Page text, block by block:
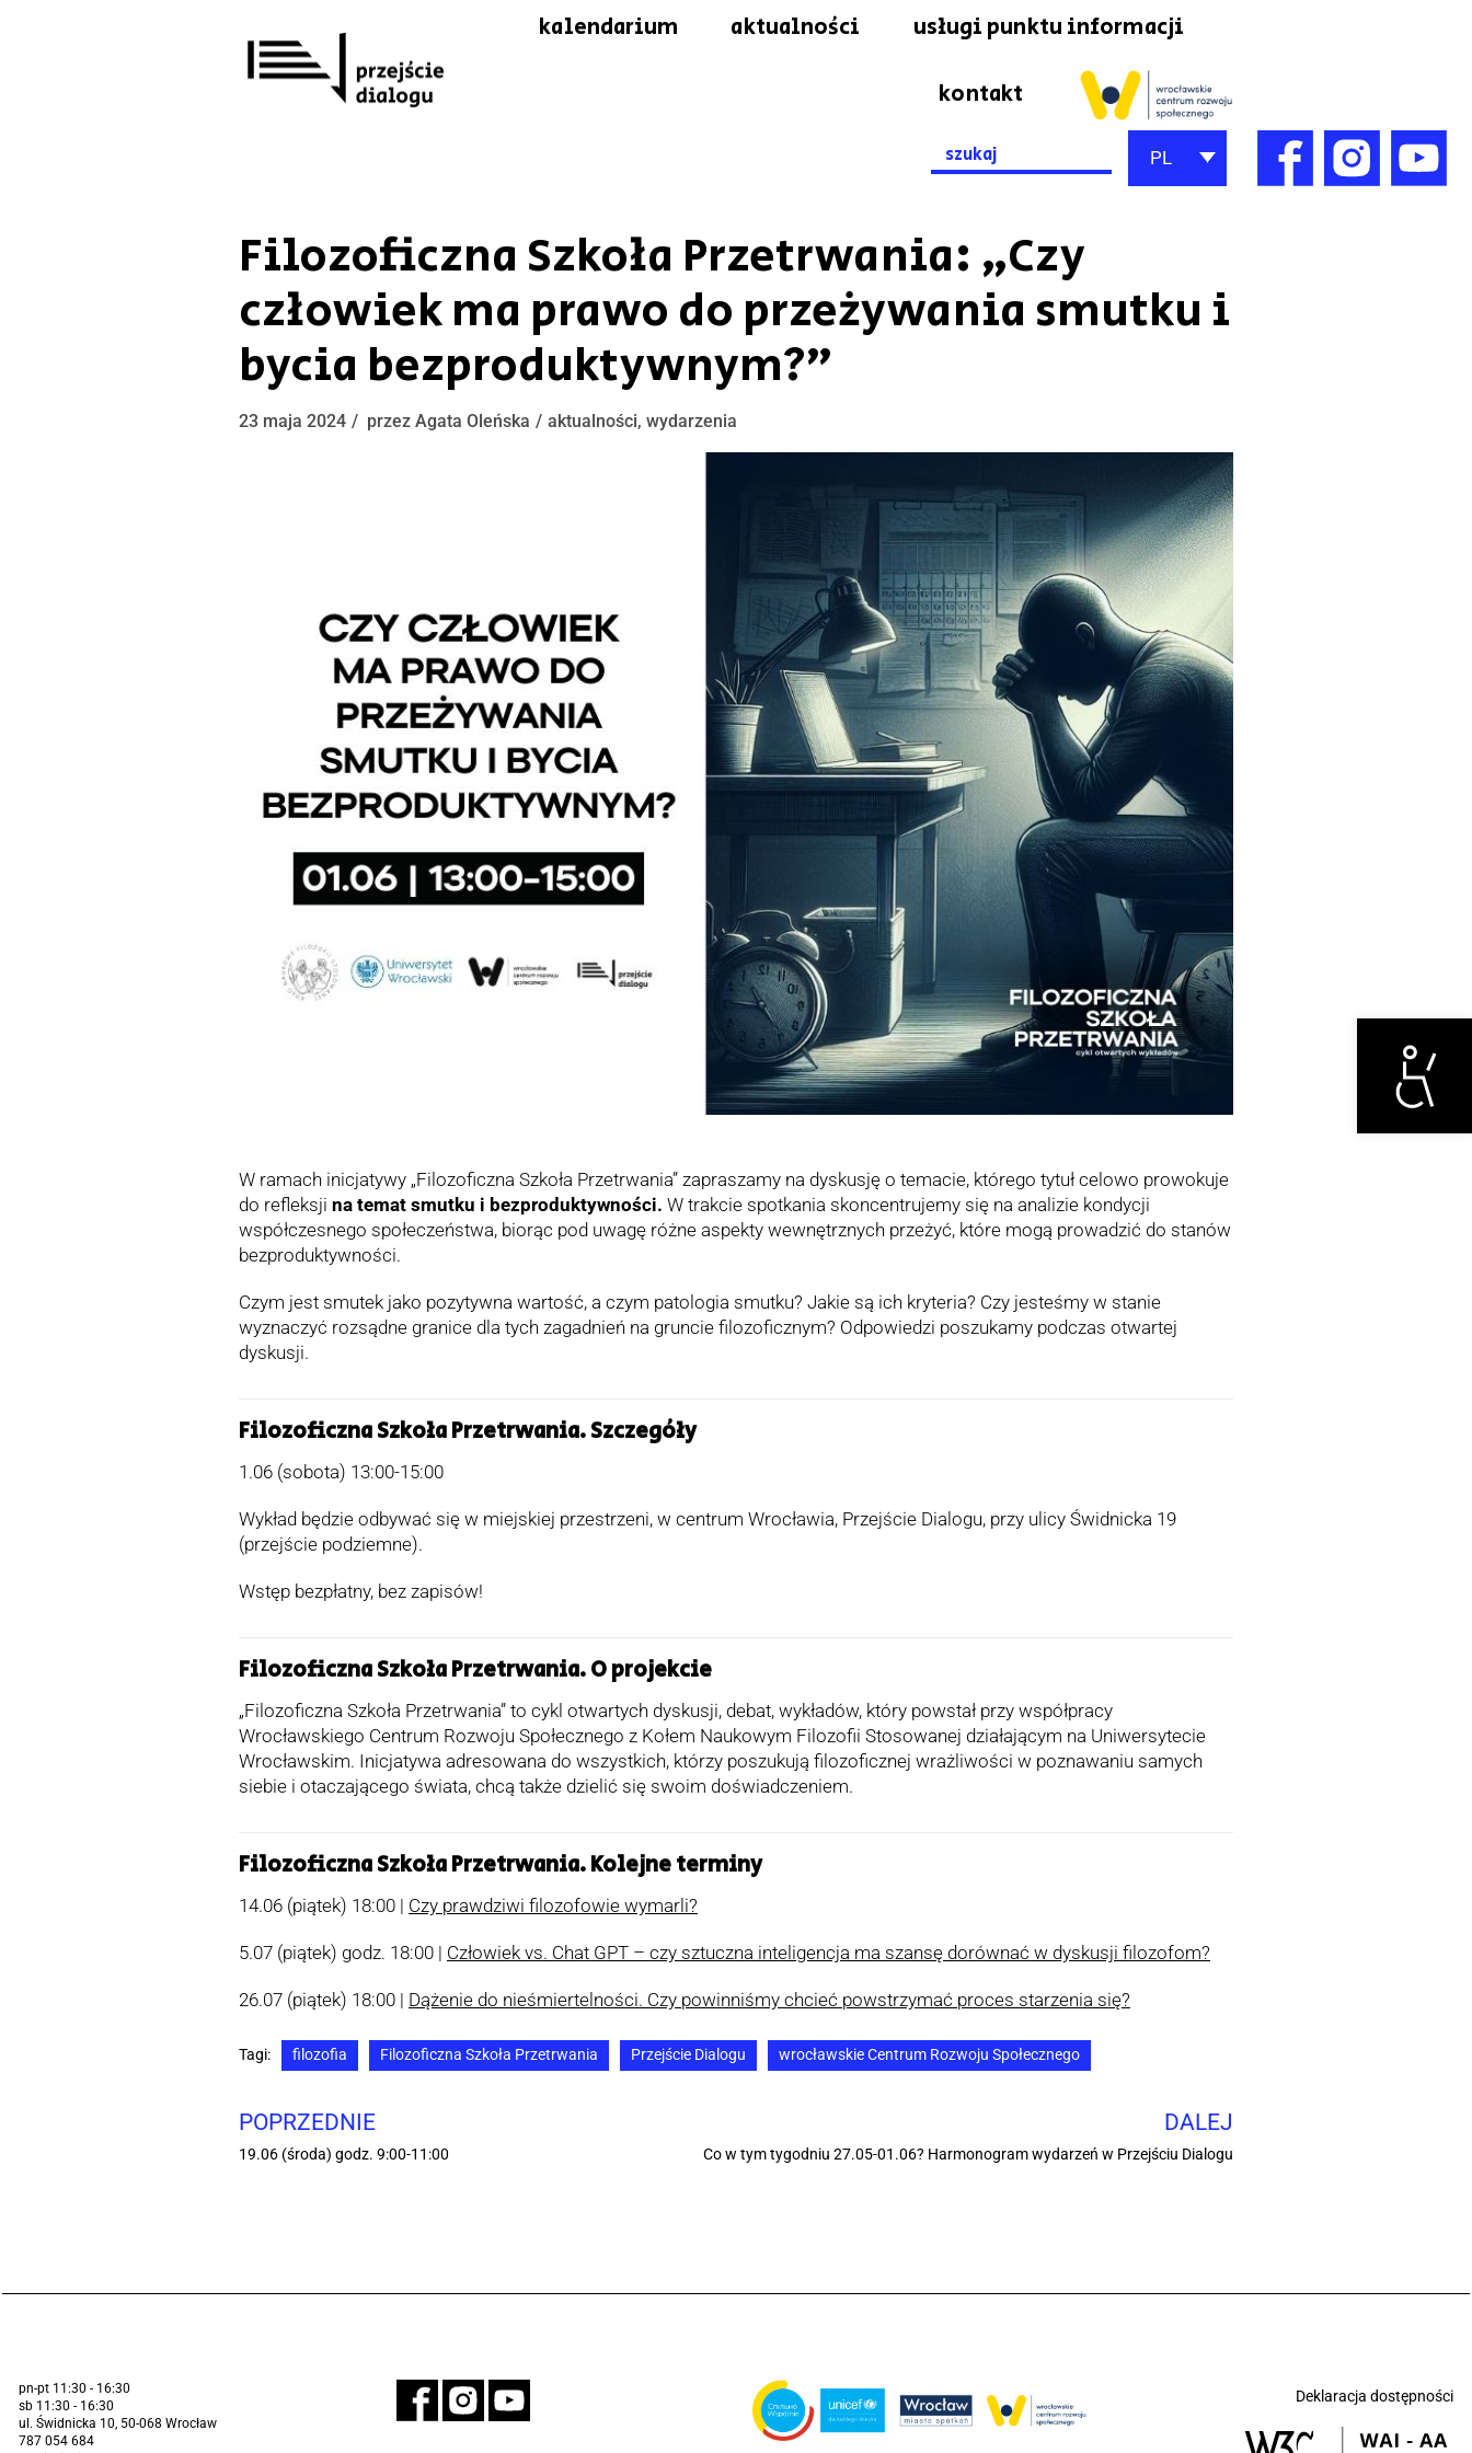
Otwórz
kalendarium aktualności usługi punktu informacji
kontakt
Search
for:
PL
Filozoficzna Szkoła Przetrwania: „Czy
człowiek ma prawo do przeżywania smutku i
bycia bezproduktywnym?”
23 maja 2024 przez Agata Oleńska aktualności, wydarzenia
W ramach inicjatywy „Filozoficzna Szkoła Przetrwania” zapraszamy na dyskusję o temacie, którego tytuł celowo prowokuje
do refleksji na temat smutku i bezproduktywności. W trakcie spotkania skoncentrujemy się na analizie kondycji
współczesnego społeczeństwa, biorąc pod uwagę różne aspekty wewnętrznych przeżyć, które mogą prowadzić do stanów
bezproduktywności.
Czym jest smutek jako pozytywna wartość, a czym patologia smutku? Jakie są ich kryteria? Czy jesteśmy w stanie
wyznaczyć rozsądne granice dla tych zagadnień na gruncie filozoficznym? Odpowiedzi poszukamy podczas otwartej
dyskusji.
Filozoficzna Szkoła Przetrwania. Szczegóły
1.06 (sobota) 13:00-15:00
Wykład będzie odbywać się w miejskiej przestrzeni, w centrum Wrocławia, Przejście Dialogu, przy ulicy Świdnicka 19
(przejście podziemne).
Wstęp bezpłatny, bez zapisów!
Filozoficzna Szkoła Przetrwania. O projekcie
„Filozoficzna Szkoła Przetrwania” to cykl otwartych dyskusji, debat, wykładów, który powstał przy współpracy
Wrocławskiego Centrum Rozwoju Społecznego z Kołem Naukowym Filozofii Stosowanej działającym na Uniwersytecie
Wrocławskim. Inicjatywa adresowana do wszystkich, którzy poszukują filozoficznej wrażliwości w poznawaniu samych
siebie i otaczającego świata, chcą także dzielić się swoim doświadczeniem.
Filozoficzna Szkoła Przetrwania. Kolejne terminy
14.06 (piątek) 18:00 | Czy prawdziwi filozofowie wymarli?
5.07 (piątek) godz. 18:00 | Człowiek vs. Chat GPT – czy sztuczna inteligencja ma szansę dorównać w dyskusji filozofom?
26.07 (piątek) 18:00 | Dążenie do nieśmiertelności. Czy powinniśmy chcieć powstrzymać proces starzenia się?
Tagi: filozofia Filozoficzna Szkoła Przetrwania Przejście Dialogu wrocławskie Centrum Rozwoju Społecznego
POPRZEDNIE
19.06 (środa) godz. 9:00-11:00
DALEJ
Co w tym tygodniu 27.05-01.06? Harmonogram wydarzeń w Przejściu Dialogu
pn-pt 11:30 - 16:30
sb 11:30 - 16:30
ul. Świdnicka 10, 50-068 Wrocław
787 054 684
Deklaracja dostępności